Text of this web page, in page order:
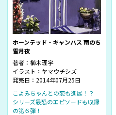
ホーンテッド・キャンパス 雨のち
雪月夜
著者： 櫛木理宇
イラスト： ヤマウチシズ
発売日：2014年07月25日
こよみちゃんとの恋も進展！？
シリーズ最恐のエピソードも収録
の第６弾！